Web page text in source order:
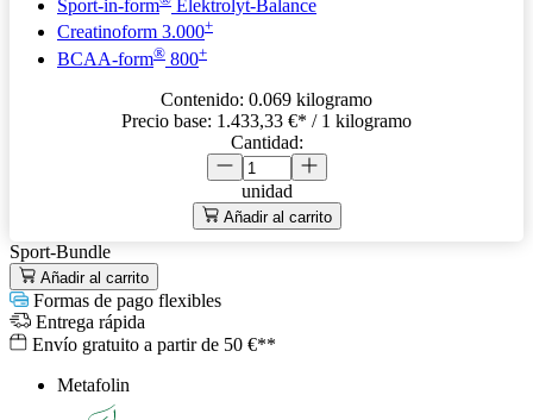
Sport-in-form
Elektrolyt-Balance
Creatinoform 3.000+
BCAA-form® 800+
Contenido: 0.069 kilogramo
Precio base: 1.433,33 €* / 1 kilogramo
Cantidad:
unidad
Añadir al carrito
Sport-Bundle
Añadir al carrito
Formas de pago flexibles
Entrega rápida
Envío gratuito a partir de 50 €**
Metafolin